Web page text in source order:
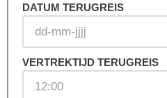
DATUM TERUGREIS
VERTREKTIJD TERUGREIS